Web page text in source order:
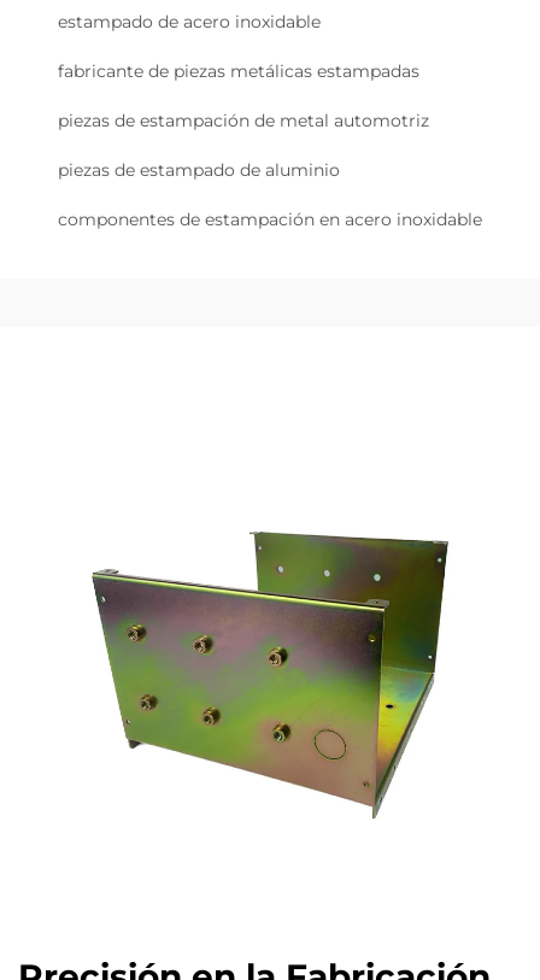
estampado de acero inoxidable
fabricante de piezas metálicas estampadas
piezas de estampación de metal automotriz
piezas de estampado de aluminio
componentes de estampación en acero inoxidable